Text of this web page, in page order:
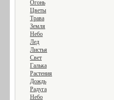
Огонь
Цветы
Трава
Земля
Небо
Лед
Листья
Свет
Галька
Растения
Дождь
Радуга
Небо